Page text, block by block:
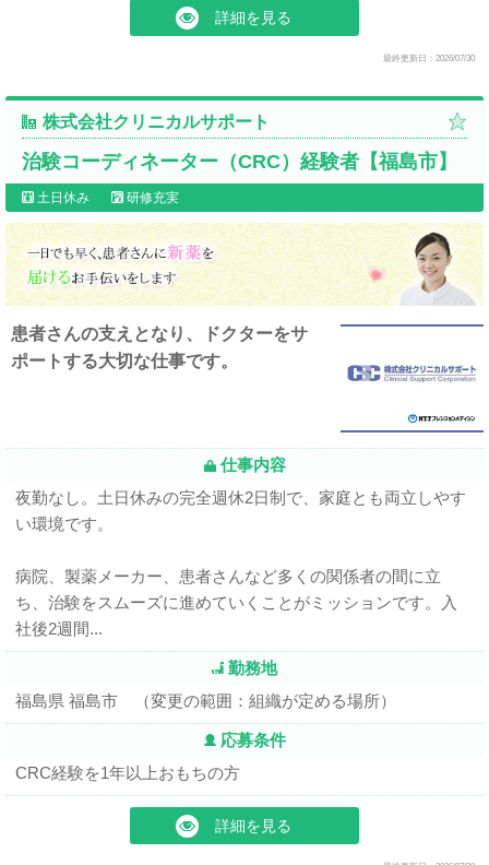
詳細を見る
最終更新日：2026/07/30
株式会社クリニカルサポート
治験コーディネーター（CRC）経験者【福島市】
土日休み 研修充実
患者さんの支えとなり、ドクターをサ
ポートする大切な仕事です。
仕事内容
夜勤なし。土日休みの完全週休2日制で、家庭とも両立しやす
い環境です。
病院、製薬メーカー、患者さんなど多くの関係者の間に立
ち、治験をスムーズに進めていくことがミッションです。入
社後2週間...
勤務地
福島県 福島市 （変更の範囲：組織が定める場所）
応募条件
CRC経験を1年以上おもちの方
詳細を見る